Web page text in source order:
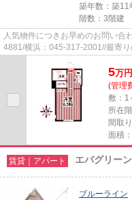
築年数：築11
階数：3階建
人気物件につきお早めのお問い合
4881/横浜：045-317-2001//最寄
5万円
(管理
敷：1
所在
間取
面積
賃貸｜アパート エバグリーン
ブルーライン